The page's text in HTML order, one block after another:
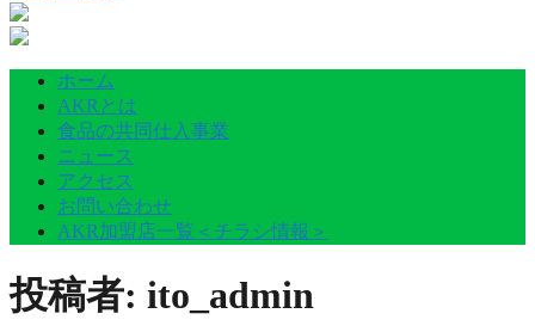
ホーム
AKRとは
食品の共同仕入事業
ニュース
アクセス
お問い合わせ
AKR加盟店一覧＜チラシ情報＞
投稿者: ito_admin